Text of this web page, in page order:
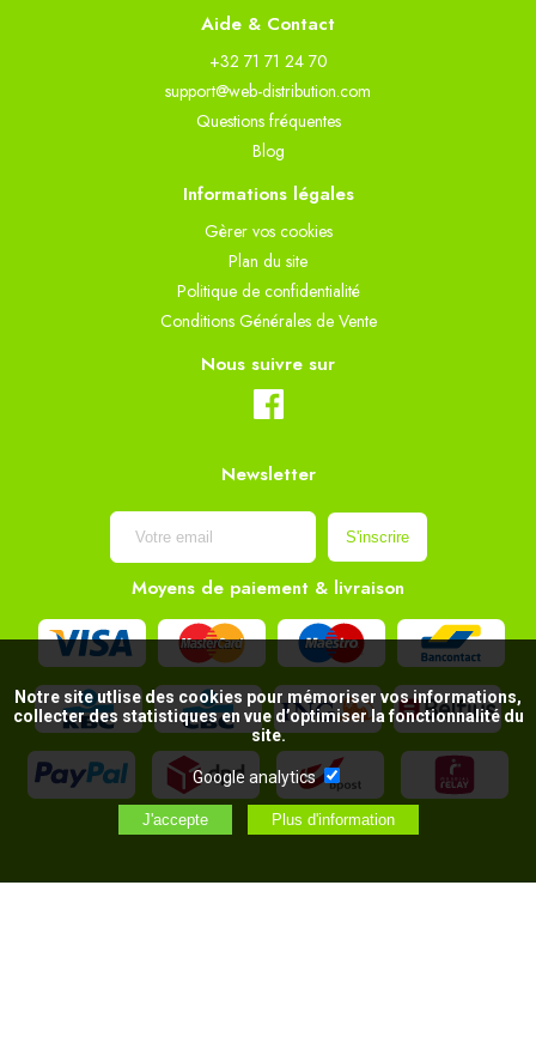
Aide & Contact
+32 71 71 24 70
support@web-distribution.com
Questions fréquentes
Blog
Informations légales
Gèrer vos cookies
Plan du site
Politique de confidentialité
Conditions Générales de Vente
Nous suivre sur
Newsletter
Moyens de paiement & livraison
Notre site utlise des cookies pour mémoriser vos informations,
collecter des statistiques en vue d’optimiser la fonctionnalité du
site.
Google analytics